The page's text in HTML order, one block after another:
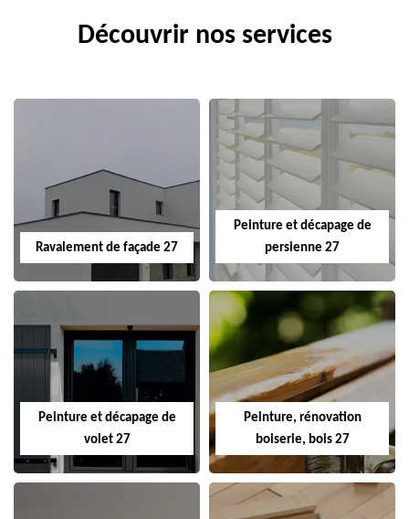
Découvrir nos services
Ravalement de façade 27
Peinture et décapage de
persienne 27
Peinture et décapage de
volet 27
Peinture, rénovation
boiserie, bois 27